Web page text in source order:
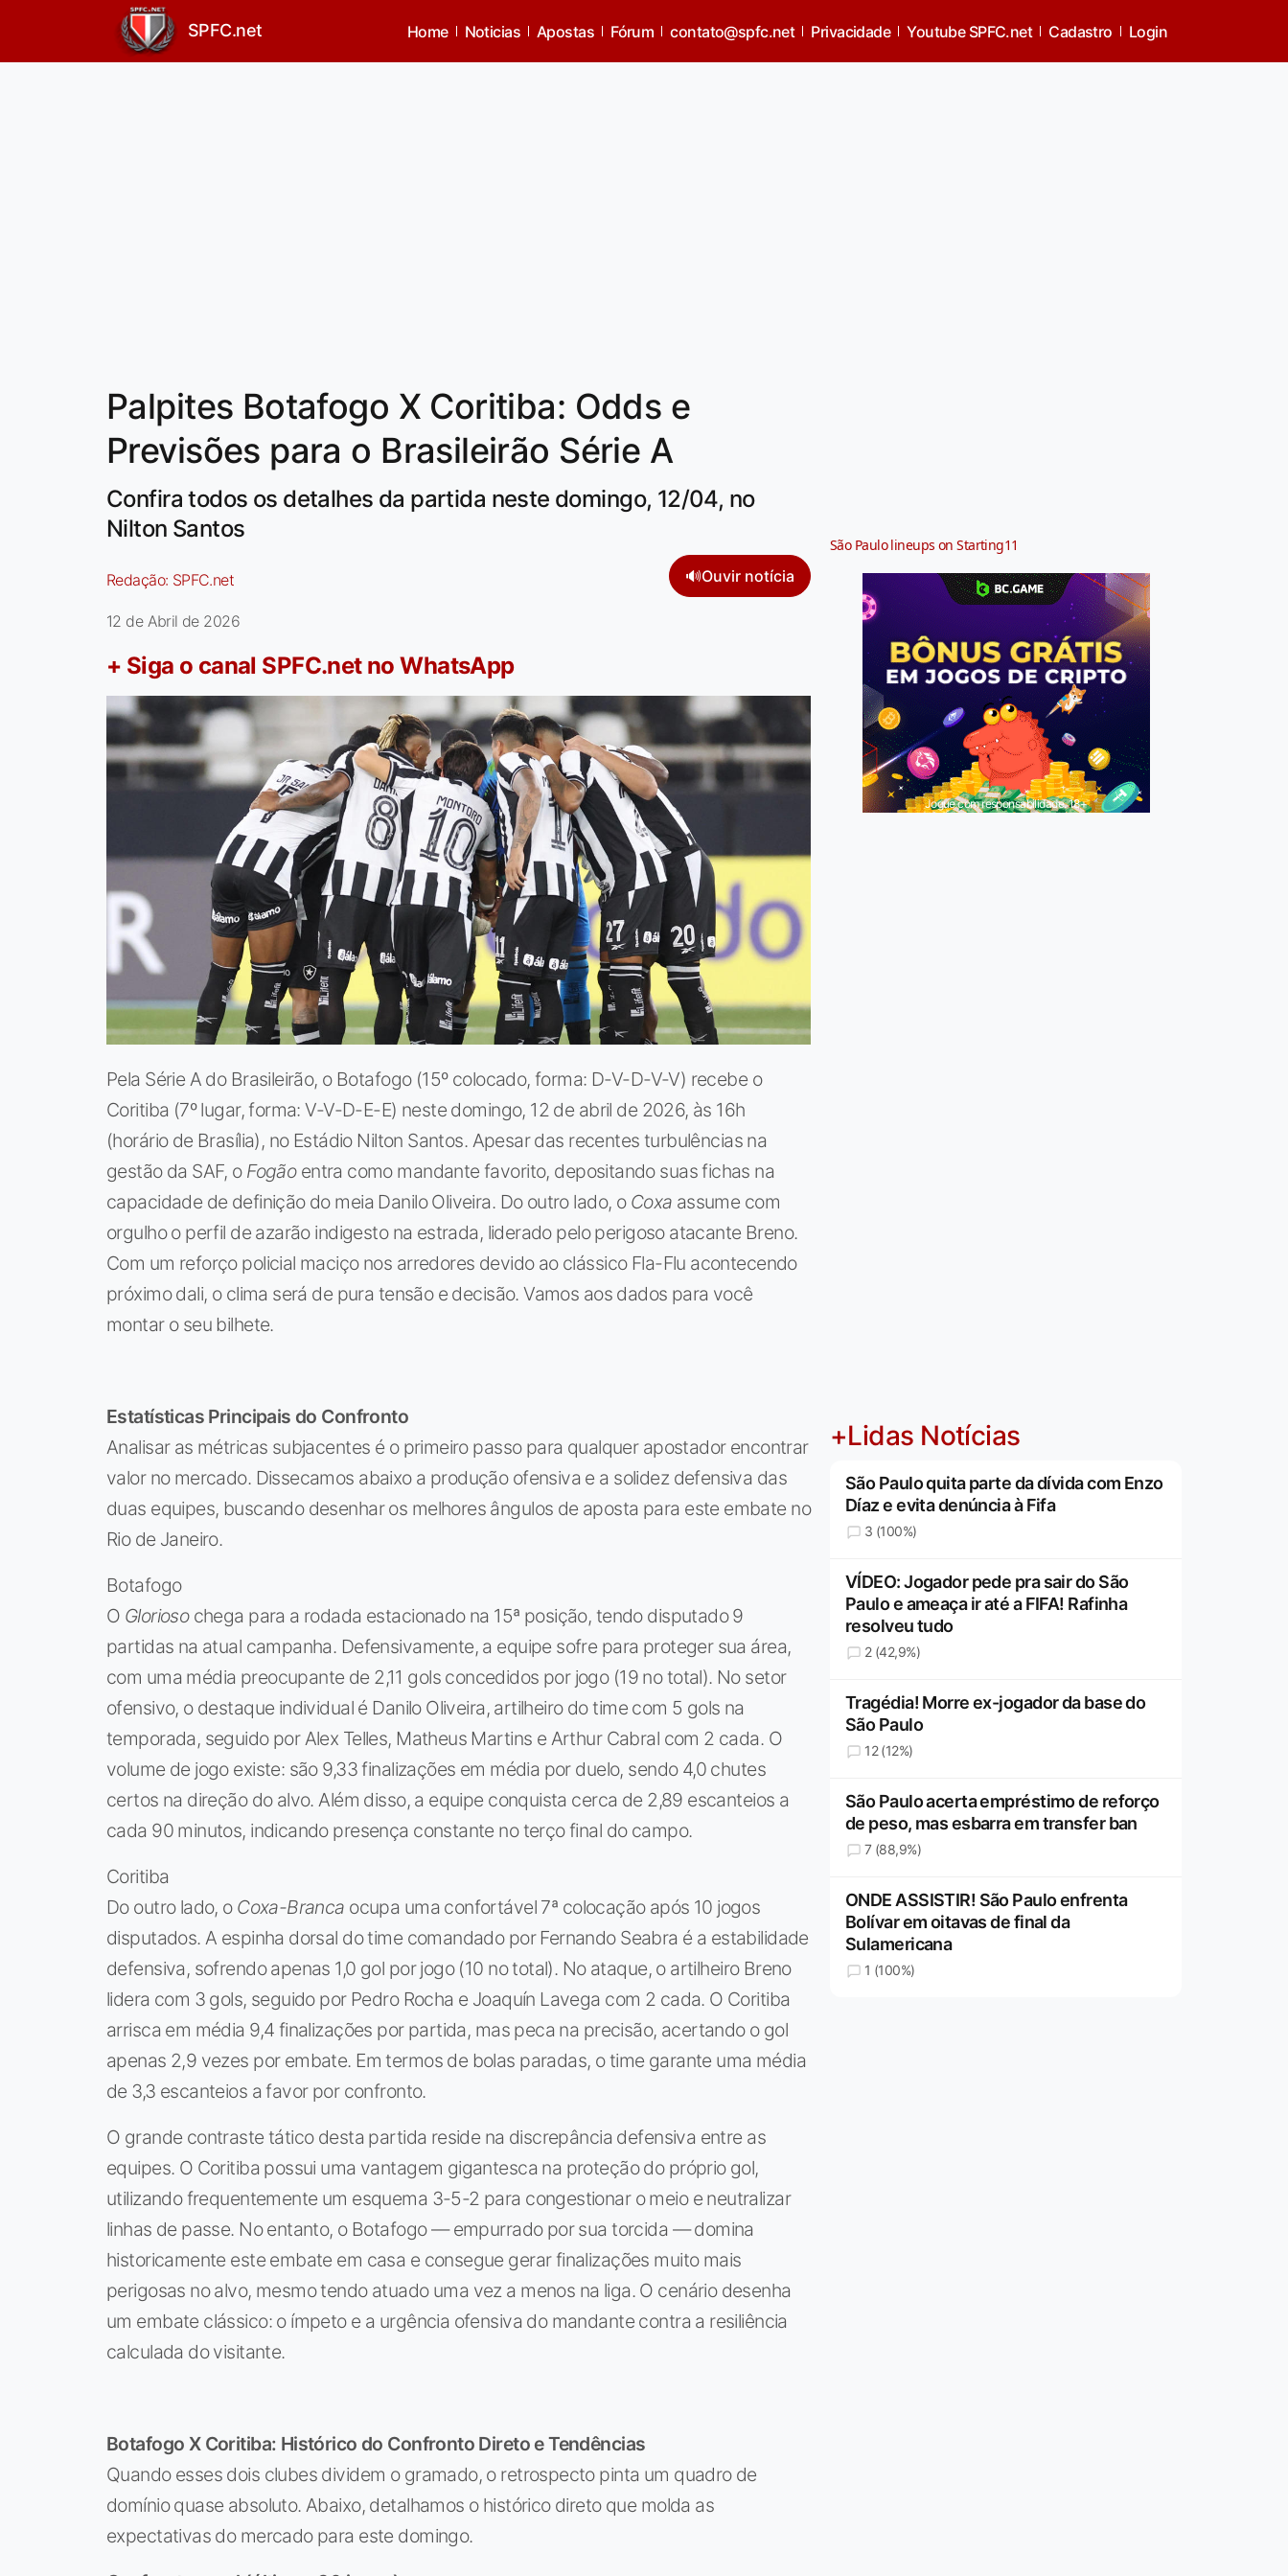
SPFC.net Home Noticias Apostas Fórum contato@spfc.net Privacidade Youtube SPFC.net Cadastro Login
Palpites Botafogo X Coritiba: Odds e
Previsões para o Brasileirão Série A
Confira todos os detalhes da partida neste domingo, 12/04, no
Nilton Santos
Redação: SPFC.net 🔊Ouvir notícia
12 de Abril de 2026
+ Siga o canal SPFC.net no WhatsApp
Pela Série A do Brasileirão, o Botafogo (15º colocado, forma: D-V-D-V-V) recebe o
Coritiba (7º lugar, forma: V-V-D-E-E) neste domingo, 12 de abril de 2026, às 16h
(horário de Brasília), no Estádio Nilton Santos. Apesar das recentes turbulências na
gestão da SAF, o Fogãoentra como mandante favorito, depositando suas fichas na
capacidade de definição do meia Danilo Oliveira. Do outro lado, o Coxa assume com
orgulho o perfil de azarão indigesto na estrada, liderado pelo perigoso atacante Breno.
Com um reforço policial maciço nos arredores devido ao clássico Fla-Flu acontecendo
próximo dali, o clima será de pura tensão e decisão. Vamos aos dados para você
montar o seu bilhete.
Estatísticas Principais do Confronto
Analisar as métricas subjacentes é o primeiro passo para qualquer apostador encontrar
valor no mercado. Dissecamos abaixo a produção ofensiva e a solidez defensiva das
duas equipes, buscando desenhar os melhores ângulos de aposta para este embate no
Rio de Janeiro.
Botafogo
O Gloriosochega para a rodada estacionado na 15ª posição, tendo disputado 9
partidas na atual campanha. Defensivamente, a equipe sofre para proteger sua área,
com uma média preocupante de 2,11 gols concedidos por jogo (19 no total). No setor
ofensivo, o destaque individual é Danilo Oliveira, artilheiro do time com 5 gols na
temporada, seguido por Alex Telles, Matheus Martins e Arthur Cabral com 2 cada. O
volume de jogo existe: são 9,33 finalizações em média por duelo, sendo 4,0 chutes
certos na direção do alvo. Além disso, a equipe conquista cerca de 2,89 escanteios a
cada 90 minutos, indicando presença constante no terço final do campo.
Coritiba
Do outro lado, o Coxa-Branca ocupa uma confortável 7ª colocação após 10 jogos
disputados. A espinha dorsal do time comandado por Fernando Seabra é a estabilidade
defensiva, sofrendo apenas 1,0 gol por jogo (10 no total). No ataque, o artilheiro Breno
lidera com 3 gols, seguido por Pedro Rocha e Joaquín Lavega com 2 cada. O Coritiba
arrisca em média 9,4 finalizações por partida, mas peca na precisão, acertando o gol
apenas 2,9 vezes por embate. Em termos de bolas paradas, o time garante uma média
de 3,3 escanteios a favor por confronto.
O grande contraste tático desta partida reside na discrepância defensiva entre as
equipes. O Coritiba possui uma vantagem gigantesca na proteção do próprio gol,
utilizando frequentemente um esquema 3-5-2 para congestionar o meio e neutralizar
linhas de passe. No entanto, o Botafogo — empurrado por sua torcida — domina
historicamente este embate em casa e consegue gerar finalizações muito mais
perigosas no alvo, mesmo tendo atuado uma vez a menos na liga. O cenário desenha
um embate clássico: o ímpeto e a urgência ofensiva do mandante contra a resiliência
calculada do visitante.
Botafogo X Coritiba: Histórico do Confronto Direto e Tendências
Quando esses dois clubes dividem o gramado, o retrospecto pinta um quadro de
domínio quase absoluto. Abaixo, detalhamos o histórico direto que molda as
expectativas do mercado para este domingo.
São Paulo lineups on Starting11
Jogue com responsabilidade. 18+
+Lidas Notícias
São Paulo quita parte da dívida com Enzo
Díaz e evita denúncia à Fifa
3 (100%)
VÍDEO: Jogador pede pra sair do São
Paulo e ameaça ir até a FIFA! Rafinha
resolveu tudo
2 (42,9%)
Tragédia! Morre ex-jogador da base do
São Paulo
12 (12%)
São Paulo acerta empréstimo de reforço
de peso, mas esbarra em transfer ban
7 (88,9%)
ONDE ASSISTIR! São Paulo enfrenta
Bolívar em oitavas de final da
Sulamericana
1 (100%)